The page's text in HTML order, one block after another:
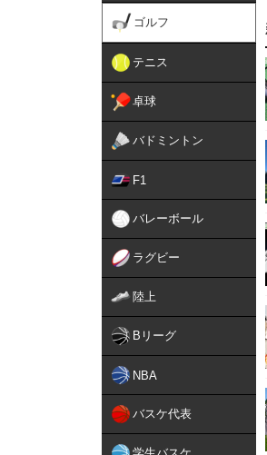
ゴルフ
テニス
卓球
バドミントン
F1
バレーボール
ラグビー
陸上
Bリーグ
NBA
バスケ代表